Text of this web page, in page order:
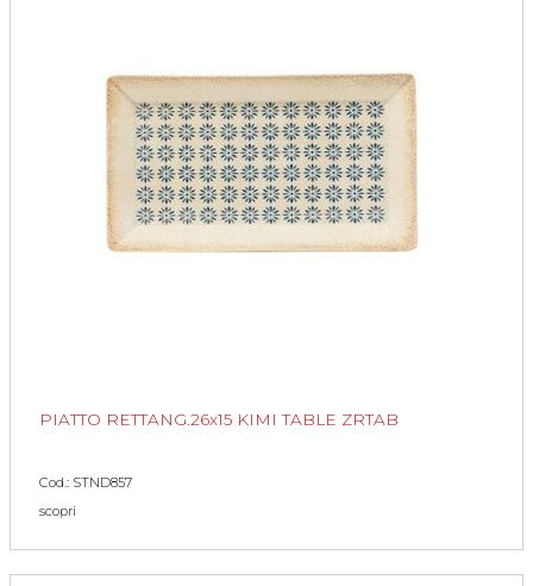
PIATTO RETTANG.26x15 KIMI TABLE ZRTAB
Cod.: STND857
scopri